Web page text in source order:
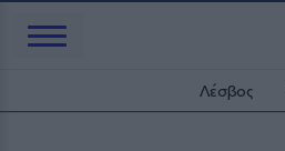
Λέσβος